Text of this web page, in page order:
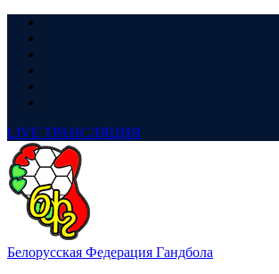
LIVE ТРАНСЛЯЦИЯ
Белорусская Федерация Гандбола